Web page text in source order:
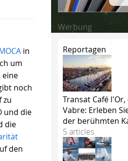
in
um
eine
noch
zu
und die
die
den
Werbung
Reportagen
Transat Café l'Or,
Vabre: Erleben
der berühmten
5 articles